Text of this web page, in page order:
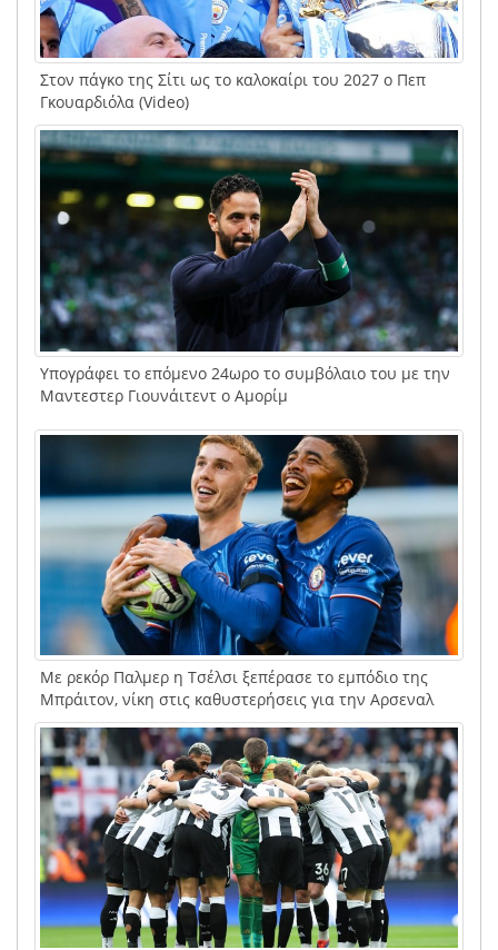
Στον πάγκο της Σίτι ως το καλοκαίρι του 2027 ο Πεπ
Γκουαρδιόλα (Video)
Υπογράφει το επόμενο 24ωρο το συμβόλαιο του με την
Μαντεστερ Γιουνάιτεντ ο Αμορίμ
Με ρεκόρ Παλμερ η Τσέλσι ξεπέρασε το εμπόδιο της
Μπράιτον, νίκη στις καθυστερήσεις για την Αρσεναλ